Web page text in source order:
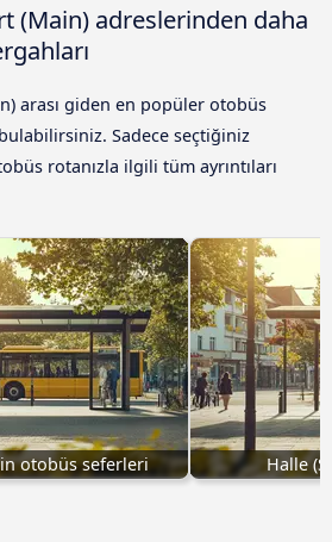
(Main) adreslerinden daha
arası giden en popüler otobüs
Sadece seçtiğiniz
rotanızla ilgili tüm ayrıntıları
otobüs seferleri Halle